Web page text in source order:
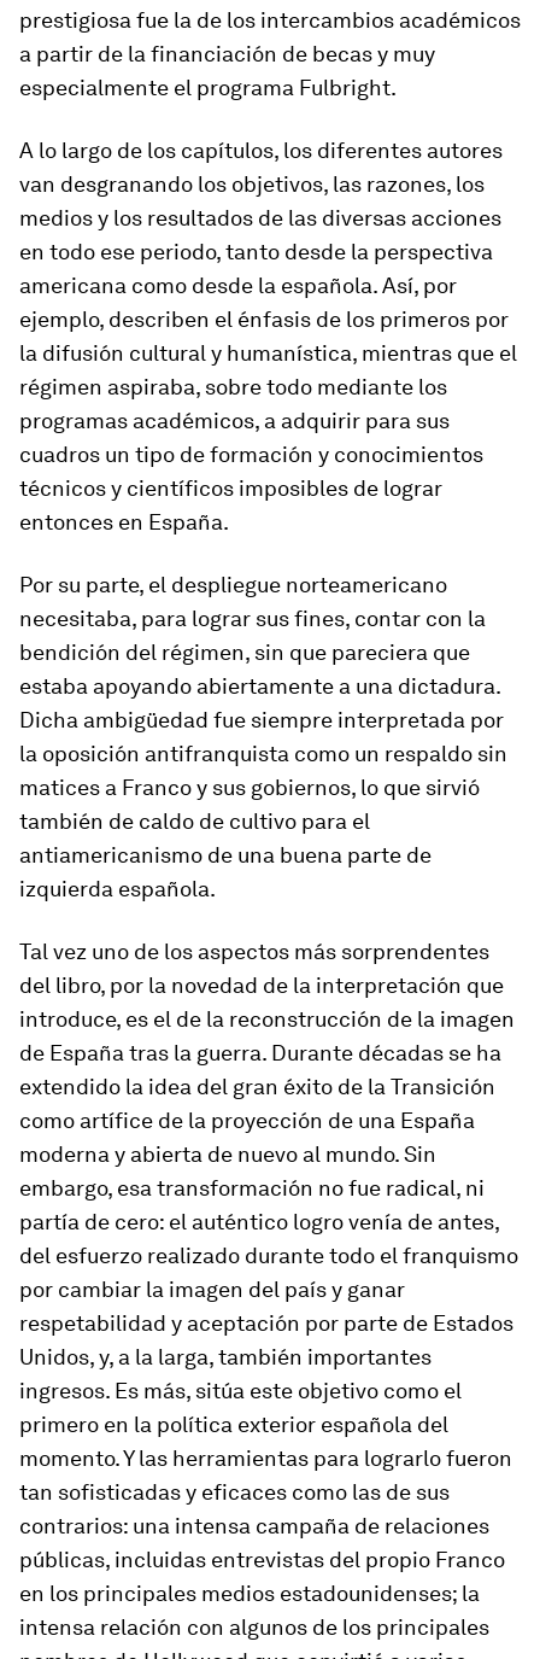
prestigiosa fue la de los intercambios académicos
a partir de la financiación de becas y muy
especialmente el programa Fulbright.
A lo largo de los capítulos, los diferentes autores
van desgranando los objetivos, las razones, los
medios y los resultados de las diversas acciones
en todo ese periodo, tanto desde la perspectiva
americana como desde la española. Así, por
ejemplo, describen el énfasis de los primeros por
la difusión cultural y humanística, mientras que el
régimen aspiraba, sobre todo mediante los
programas académicos, a adquirir para sus
cuadros un tipo de formación y conocimientos
técnicos y científicos imposibles de lograr
entonces en España.
Por su parte, el despliegue norteamericano
necesitaba, para lograr sus fines, contar con la
bendición del régimen, sin que pareciera que
estaba apoyando abiertamente a una dictadura.
Dicha ambigüedad fue siempre interpretada por
la oposición antifranquista como un respaldo sin
matices a Franco y sus gobiernos, lo que sirvió
también de caldo de cultivo para el
antiamericanismo de una buena parte de
izquierda española.
Tal vez uno de los aspectos más sorprendentes
del libro, por la novedad de la interpretación que
introduce, es el de la reconstrucción de la imagen
de España tras la guerra. Durante décadas se ha
extendido la idea del gran éxito de la Transición
como artífice de la proyección de una España
moderna y abierta de nuevo al mundo. Sin
embargo, esa transformación no fue radical, ni
partía de cero: el auténtico logro venía de antes,
del esfuerzo realizado durante todo el franquismo
por cambiar la imagen del país y ganar
respetabilidad y aceptación por parte de Estados
Unidos, y, a la larga, también importantes
ingresos. Es más, sitúa este objetivo como el
primero en la política exterior española del
momento. Y las herramientas para lograrlo fueron
tan sofisticadas y eficaces como las de sus
contrarios: una intensa campaña de relaciones
públicas, incluidas entrevistas del propio Franco
en los principales medios estadounidenses; la
intensa relación con algunos de los principales